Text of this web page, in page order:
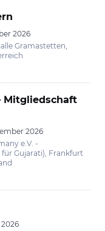
2026
Gramastetten,
Mitgliedschaft
2026
e.V. -
Gujarati), Frankfurt